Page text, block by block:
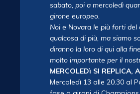
sabato, poi a mercoledì
girone europeo.
Noi e Novara le più forti
qualcosa di più, ma siamo
diranno la loro di qui alla
molto importante per il
MERCOLEDì SI REPLICA,
Mercoledì 13 alle 20.30 al